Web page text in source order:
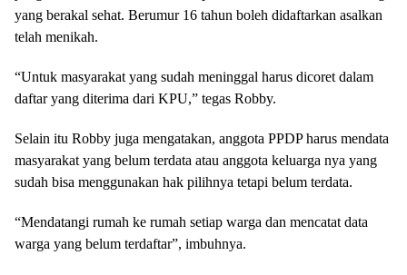
yang berakal sehat. Berumur 16 tahun boleh didaftarkan asalkan
telah menikah.
“Untuk masyarakat yang sudah meninggal harus dicoret dalam
daftar yang diterima dari KPU,” tegas Robby.
Selain itu Robby juga mengatakan, anggota PPDP harus mendata
masyarakat yang belum terdata atau anggota keluarga nya yang
sudah bisa menggunakan hak pilihnya tetapi belum terdata.
“Mendatangi rumah ke rumah setiap warga dan mencatat data
warga yang belum terdaftar”, imbuhnya.